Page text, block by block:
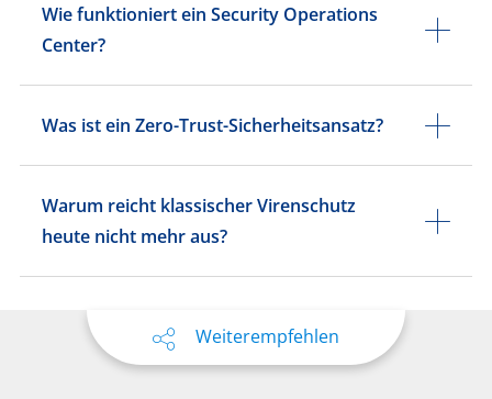
Wie funktioniert ein Security Operations
Center?
Was ist ein Zero-Trust-Sicherheitsansatz?
Warum reicht klassischer Virenschutz
heute nicht mehr aus?
Weiterempfehlen